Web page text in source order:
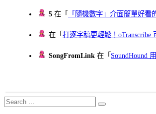
5 在「 「隨機數字」介面簡單好
在「打逐字稿更輕鬆！
SongFromLink 在「 SoundHound
Search
for:
Search